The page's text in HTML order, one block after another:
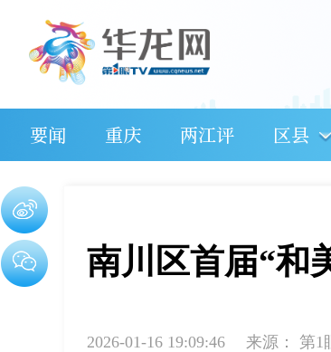
要闻 重庆 两江评 区县
南川区首届“和
2026-01-16 19:09:46 来源： 第1